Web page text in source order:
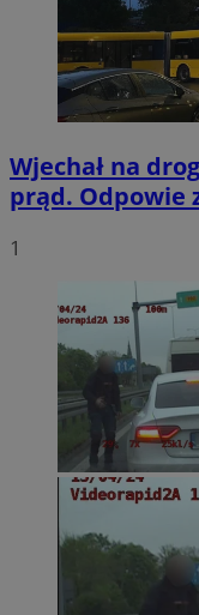
Wjechał na
prąd. Odpowie
1